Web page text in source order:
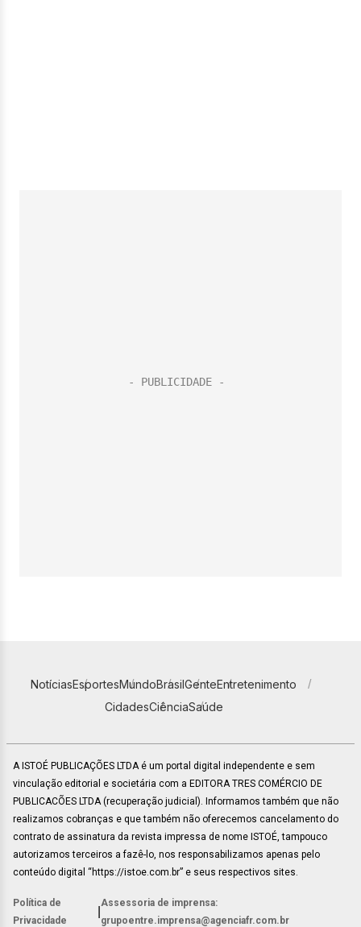
NotíciasEsportesMundoBrasilGenteEntretenimento
CidadesCiênciaSaúde
A ISTOÉ PUBLICAÇÕES LTDA é um portal digital independente e sem
vinculação editorial e societária com a EDITORA TRES COMÉRCIO DE
PUBLICACÕES LTDA (recuperação judicial). Informamos também que não
realizamos cobranças e que também não oferecemos cancelamento do
contrato de assinatura da revista impressa de nome ISTOÉ, tampouco
autorizamos terceiros a fazê-lo, nos responsabilizamos apenas pelo
conteúdo digital “https://istoe.com.br” e seus respectivos sites.
Política de
Privacidade
Assessoria de imprensa:
grupoentre.imprensa@agenciafr.com.br